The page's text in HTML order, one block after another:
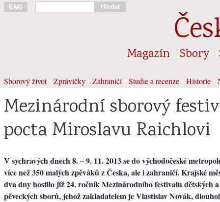
ENG Hledat
Magazín Sbory
Sborový život• Zprávičky Zahraničí• Studie a recenze Historie
Mezinárodní sborový
pocta Miroslavu Raichlovi
V sychravých dnech 8. – 9. 11. 2013 se do východočeské
více než 350 malých zpěváků z Česka, ale i zahraničí. Krajské
dva dny hostilo již 24. ročník Mezinárodního festivalu dětských
pěveckých sborů, jehož zakladatelem je Vlastislav Novák,